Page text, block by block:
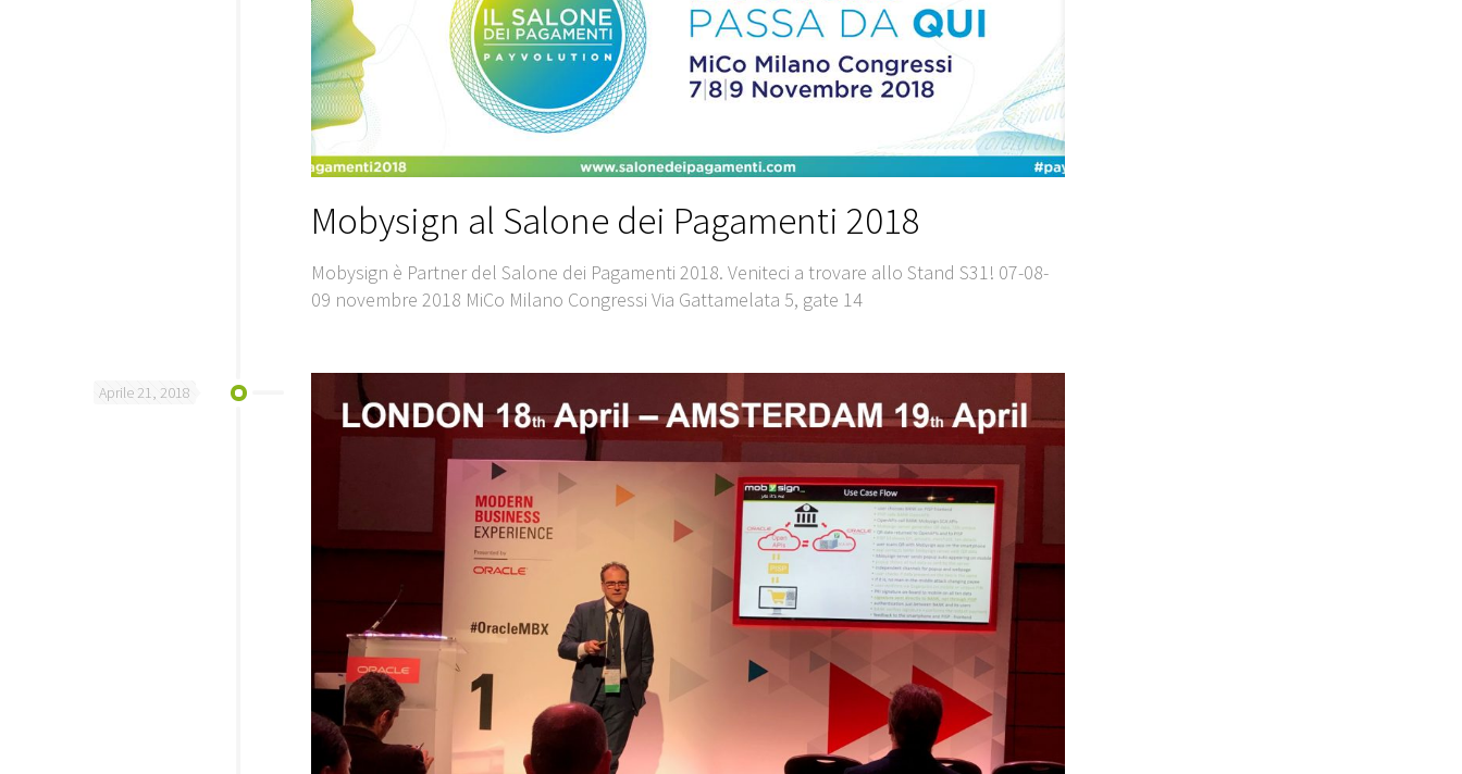
Mobysign al Salone dei Pagamenti 2018
Mobysign è Partner del Salone dei Pagamenti 2018. Veniteci a trovare allo Stand S31! 07-08-
09 novembre 2018 MiCo Milano Congressi Via Gattamelata 5, gate 14
Aprile 21, 2018